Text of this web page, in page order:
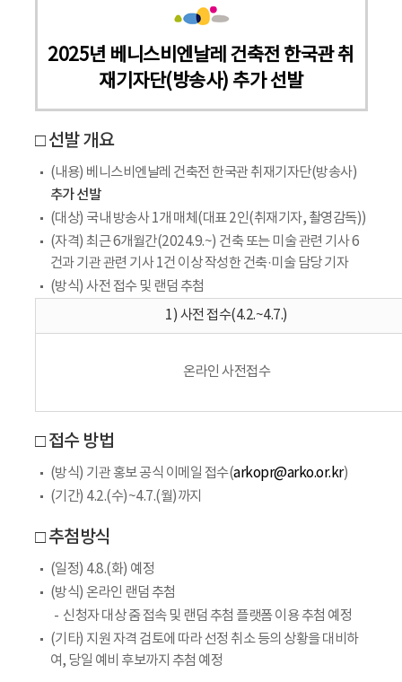
2025년 베니스비엔날레 건축전 한국관 취
재기자단(방송사) 추가 선발
□ 선발 개요
(내용) 베니스비엔날레 건축전 한국관 취재기자단(방송사)
추가 선발
(대상) 국내 방송사 1개 매체(대표 2인(취재기자, 촬영감독))
(자격) 최근 6개월간(2024.9.~) 건축 또는 미술 관련 기사 6
건과 기관 관련 기사 1건 이상 작성한 건축·미술 담당 기자
(방식) 사전 접수 및 랜덤 추첨
1) 사전 접수(4.2.~4.7.)
온라인 사전접수
□ 접수 방법
(방식) 기관 홍보 공식 이메일 접수(arkopr@arko.or.kr)
(기간) 4.2.(수)~4.7.(월)까지
□ 추첨방식
(일정) 4.8.(화) 예정
(방식) 온라인 랜덤 추첨
신청자 대상 줌 접속 및 랜덤 추첨 플랫폼 이용 추첨 예정
(기타) 지원 자격 검토에 따라 선정 취소 등의 상황을 대비하
여, 당일 예비 후보까지 추첨 예정